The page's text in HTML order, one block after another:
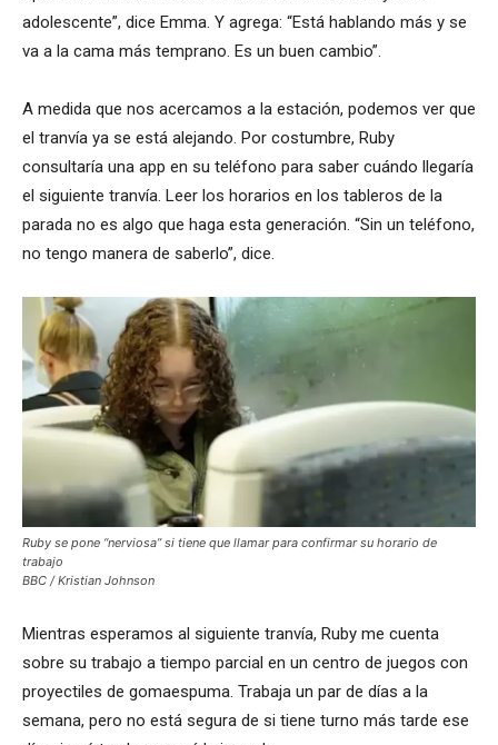
adolescente”, dice Emma. Y agrega: “Está hablando más y se
va a la cama más temprano. Es un buen cambio”.
A medida que nos acercamos a la estación, podemos ver que
el tranvía ya se está alejando. Por costumbre, Ruby
consultaría una app en su teléfono para saber cuándo llegaría
el siguiente tranvía. Leer los horarios en los tableros de la
parada no es algo que haga esta generación. “Sin un teléfono,
no tengo manera de saberlo”, dice.
Ruby se pone “nerviosa” si tiene que llamar para confirmar su horario de
trabajo
BBC / Kristian Johnson
Mientras esperamos al siguiente tranvía, Ruby me cuenta
sobre su trabajo a tiempo parcial en un centro de juegos con
proyectiles de gomaespuma. Trabaja un par de días a la
semana, pero no está segura de si tiene turno más tarde ese